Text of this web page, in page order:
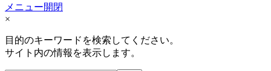
メニュー開閉
×
目的のキーワードを検索してください。
サイト内の情報を表示します。